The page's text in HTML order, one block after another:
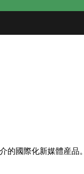
的國際化新媒體産品。